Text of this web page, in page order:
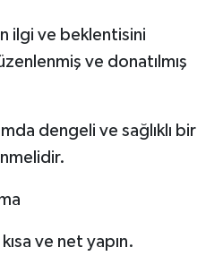
ilgi ve beklentisini
ve donatılmış
dengeli ve sağlıklı bir
kısa ve net yapın.